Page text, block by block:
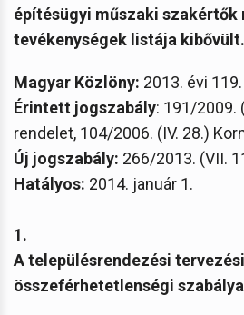
építésügyi műszaki
tevékenységek listája kibővült.
Magyar Közlöny: 2013. évi
Érintett jogszabály: 191/2009.
rendelet, 104/2006. (IV. 28.)
Új jogszabály: 266/2013. (VII.
Hatályos: 2014. január 1.
1.
A településrendezési
összeférhetetlenségi